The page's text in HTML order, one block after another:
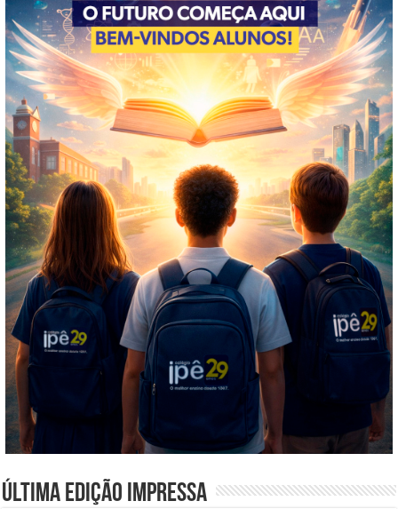
Última edição impressa